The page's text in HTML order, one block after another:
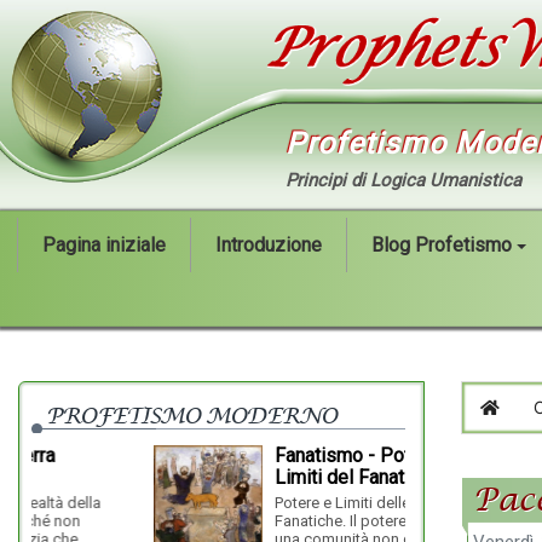
Profetismo
Principi di Logica Umanistica
Pagina iniziale Introduzione Blog Profetismo
HOME
PROFETISMO MODERNO
Fanatismo - Potere e
Limiti del Fanatismo
Potere e Limiti delle Dottrine
Fanatiche. Il potere e la forza di
come tutte
A
la...